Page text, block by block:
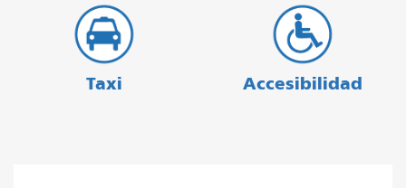
Taxi Accesibilidad